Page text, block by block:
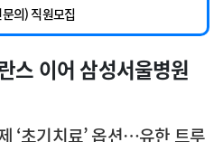
의) 직원모집
던트1년차) 모집
턴 모집
임기제 임상의사 채용
스 이어 삼성서울병원
‘초기치료’ 옵션…유한 트루